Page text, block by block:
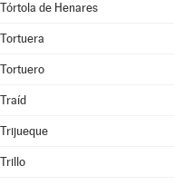
Tórtola de Henares
Tortuera
Tortuero
Traíd
Trijueque
Trillo